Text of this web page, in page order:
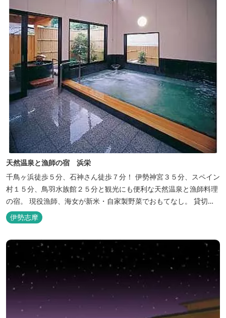
天然温泉と漁師の宿 浜栄
千鳥ヶ浜徒歩５分、石神さん徒歩７分！ 伊勢神宮３５分、スペイン
村１５分、鳥羽水族館２５分と観光にも便利な天然温泉と漁師料理
の宿。 現役漁師、海女が新米・自家製野菜でおもてなし。 貸切露
天風呂は４０分無料。
伊勢志摩